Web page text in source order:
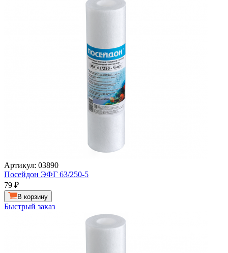
Артикул: 03890
Посейдон ЭФГ 63/250-5
79 ₽
В корзину
Быстрый заказ